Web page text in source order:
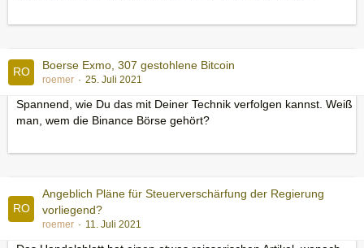
Boerse Exmo, 307 gestohlene Bitcoin
roemer 25. Juli 2021
Spannend, wie Du das mit Deiner Technik verfolgen kannst. Weiß
man, wem die Binance Börse gehört?
Angeblich Pläne für Steuerverschärfung der Regierung
vorliegend?
roemer 11. Juli 2021